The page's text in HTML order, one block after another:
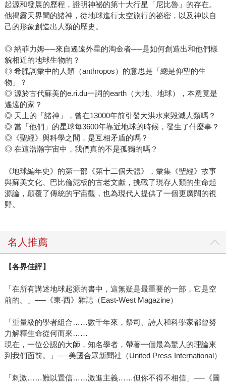
起源和發展的歷程，證明神祕的第十大行星「尼比魯」的存在。
他揭露天界間的諸神，從地球進行太空旅行的祕密，以及神以自
己的形象創造出人類的歷史。
◎ 納菲力姆──來自遙遠外星的淘金者──是如何創造出和他們樣
貌相近的地球生物的？
◎ 希臘詞彙中的人類（anthropos）的意思是「總是仰望的生
物」？
◎ 源於古代蘇美的e.ri.du一詞的earth（大地、地球），本意竟是
遙遠的家？
◎ 天上的「諸神」，曾在13000年前引發大洪水來毀滅人類嗎？
◎ 當「他們」的星球每3600年靠近地球的時候，發生了什麼事？
◎《聖經》與科學之間，是互相矛盾的嗎？
◎ 在這浩瀚宇宙中，我們真的不是孤獨的嗎？
《地球編年史》的第一部《第十二個天體》，彙集《聖經》故事
與蘇美文化、巴比倫泥板的古老文獻，挑戰了現存人類的生命起
源論，顛覆了傳統的宇宙觀，也為現代人提供了一個更廣闊的視
野。
名人推薦
【各界佳評】
「在所有講述地球起源的書中，這無疑是最重要的一部，它是空
前的。」──《東‧西》雜誌（East-West Magazine）
「重量級的學者組合……數千年來，祭司、詩人和科學家都曾努
力解釋生命從何而來……
現在，一位公認的大師，知名學者，帶著一個最為驚人的理論來
到我們面前。」──美國合眾新聞社（United Press International）
「刺激……難以置信……激進主義……但你不得不相信」──《圖